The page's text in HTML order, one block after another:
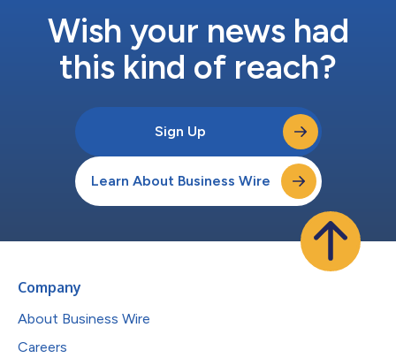
Wish your news had
this kind of reach?
Sign Up
Learn About Business Wire
Company
About Business Wire
Careers